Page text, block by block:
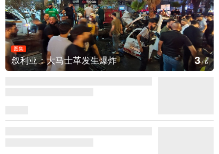
图集
叙利亚：大马士革发生爆炸 3/6